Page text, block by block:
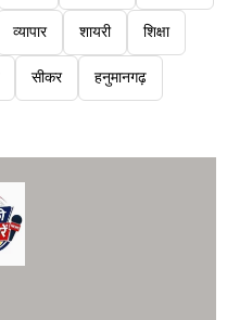
व्यापार शायरी शिक्षा
सीकर हनुमानगढ़